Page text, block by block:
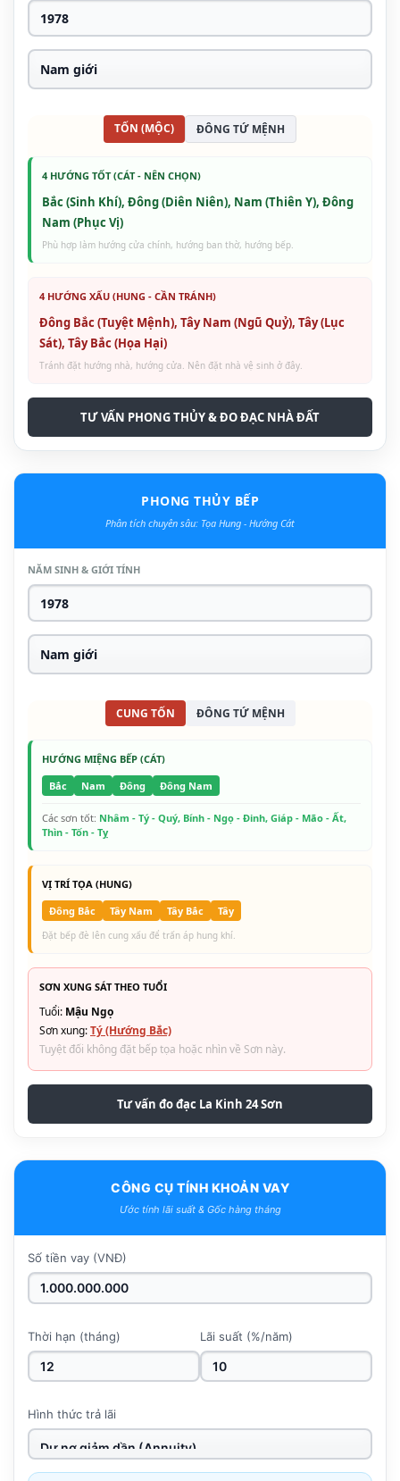
TỐN (MỘC) ĐÔNG TỨ MỆNH
4 HƯỚNG TỐT (CÁT - NÊN CHỌN)
Bắc (Sinh Khí), Đông (Diên Niên), Nam (Thiên Y), Đông
Nam (Phục Vị)
Phù hợp làm hướng cửa chính, hướng ban thờ, hướng bếp.
4 HƯỚNG XẤU (HUNG - CẦN TRÁNH)
Đông Bắc (Tuyệt Mệnh), Tây Nam (Ngũ Quỷ), Tây (Lục
Sát), Tây Bắc (Họa Hại)
Tránh đặt hướng nhà, hướng cửa. Nên đặt nhà vệ sinh ở đây.
TƯ VẤN PHONG THỦY & ĐO ĐẠC NHÀ ĐẤT
PHONG THỦY BẾP
Phân tích chuyên sâu: Tọa Hung - Hướng Cát
NĂM SINH & GIỚI TÍNH
CUNG TỐN ĐÔNG TỨ MỆNH
HƯỚNG MIỆNG BẾP (CÁT)
Bắc
Nam Đông Đông Nam
Các sơn tốt: Nhâm - Tý - Quý, Bính - Ngọ - Đinh, Giáp - Mão - Ất,
Thìn - Tốn - Tỵ
VỊ TRÍ TỌA (HUNG)
Đông Bắc
Tây Nam Tây Bắc Tây
Đặt bếp đè lên cung xấu để trấn áp hung khí.
SƠN XUNG SÁT THEO TUỔI
Tuổi: Mậu Ngọ
Sơn xung:Tý (Hướng Bắc)
Tuyệt đối không đặt bếp tọa hoặc nhìn về Sơn này.
Tư vấn đo đạc La Kinh 24 Sơn
CÔNG CỤ TÍNH KHOẢN VAY
Ước tính lãi suất & Gốc hàng tháng
Số tiền vay (VNĐ)
Thời hạn (tháng) Lãi suất (%/năm)
Hình thức trả lãi